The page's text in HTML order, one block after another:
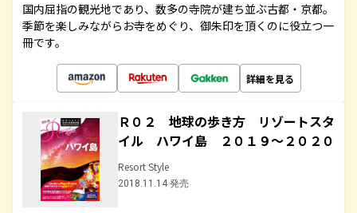
国内屈指の観光地であり、数多の寺院が建ち並ぶ古都・京都。
季節を楽しみながらお寺をめぐり、御朱印を頂くのに役立つ一
冊です。
詳細を見る
Ｒ０２ 地球の歩き方 リゾートスタ
イル ハワイ島 ２０１９～２０２０
Resort Style
2018.11.14 発売